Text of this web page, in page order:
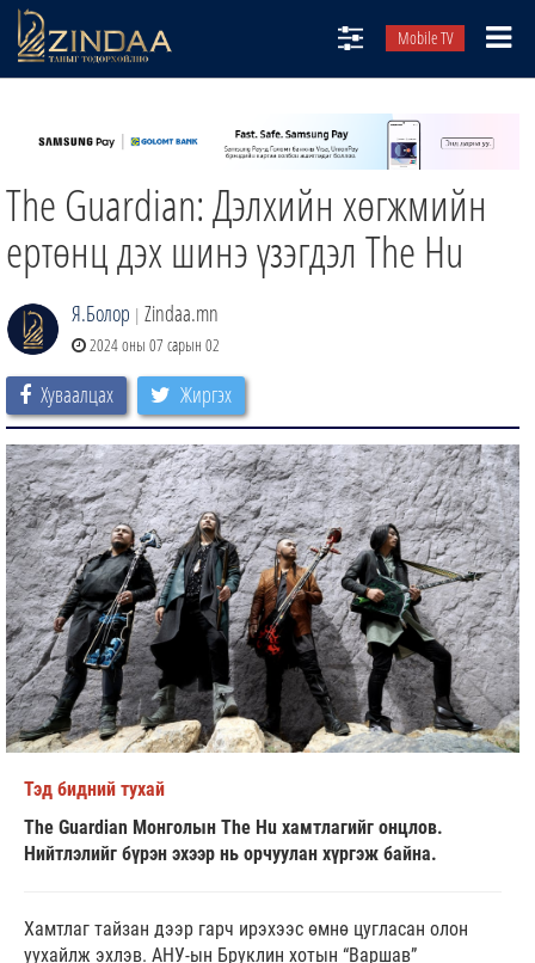
Mobile TV
ТВ8
ӨГЛӨӨНИЙ СОНИН
ЗИНДАА СЭТГҮҮЛ
The Guardian: Дэлхийн хөгжмийн
ертөнц дэх шинэ үзэгдэл The Hu
Я.Болор | Zindaa.mn
2024 оны 07 сарын 02
Хуваалцах Жиргэх
Тэд бидний тухай
The Guardian Монголын The Hu хамтлагийг онцлов.
Нийтлэлийг бүрэн эхээр нь орчуулан хүргэж байна.
Хамтлаг тайзан дээр гарч ирэхээс өмнө цугласан олон
уухайлж эхлэв. АНУ-ын Бруклин хотын “Варшав”